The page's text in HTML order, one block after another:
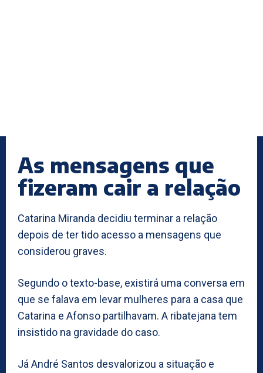
As mensagens que
fizeram cair a relação
Catarina Miranda decidiu terminar a relação
depois de ter tido acesso a mensagens que
considerou graves.
Segundo o texto-base, existirá uma conversa em
que se falava em levar mulheres para a casa que
Catarina e Afonso partilhavam. A ribatejana tem
insistido na gravidade do caso.
Já André Santos desvalorizou a situação e